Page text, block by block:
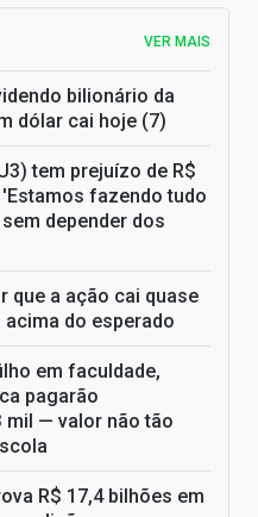
VER MAIS
bilionário da
dólar cai hoje (7)
tem prejuízo de R$
fazendo tudo
depender dos
que a ação cai quase
do esperado
em faculdade,
pagarão
mil — valor não tão
R$ 17,4 bilhões em